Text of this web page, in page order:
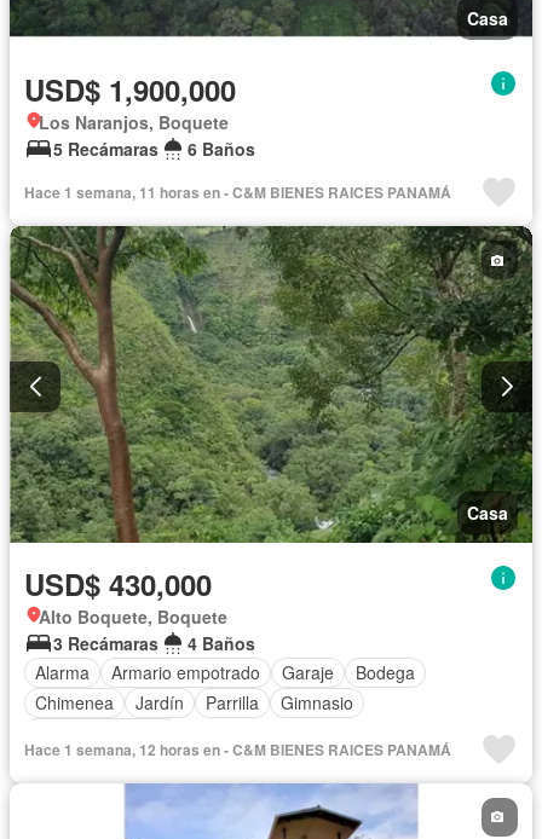
Casa
USD$ 1,900,000
Los Naranjos, Boquete
5 Recámaras
6 Baños
Hace 1 semana, 11 horas en - C&M BIENES RAICES PANAMÁ
Casa
USD$ 430,000
Alto Boquete, Boquete
3 Recámaras
4 Baños
Alarma
Armario empotrado Garaje
Bodega
Chimenea
Jardín Parrilla
Gimnasio
Hace 1 semana, 12 horas en - C&M BIENES RAICES PANAMÁ